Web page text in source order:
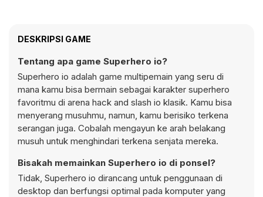
DESKRIPSI GAME
Tentang apa game Superhero io?
Superhero io adalah game multipemain yang seru di
mana kamu bisa bermain sebagai karakter superhero
favoritmu di arena hack and slash io klasik. Kamu bisa
menyerang musuhmu, namun, kamu berisiko terkena
serangan juga. Cobalah mengayun ke arah belakang
musuh untuk menghindari terkena senjata mereka.
Bisakah memainkan Superhero io di ponsel?
Tidak, Superhero io dirancang untuk penggunaan di
desktop dan berfungsi optimal pada komputer yang